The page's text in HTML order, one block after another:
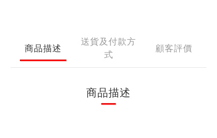
商品描述
送貨及付款方
式
顧客評價
商品描述